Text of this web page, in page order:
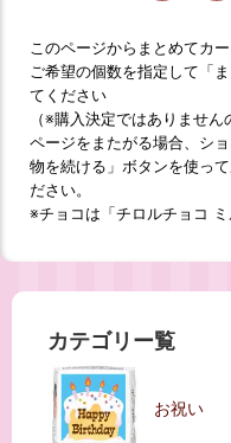
このページからまとめてカ
ご希望の個数を指定して「
てください
（※購入決定ではありませ
ページをまたがる場合、シ
物を続ける」ボタンを使っ
ださい。
※チョコは「チロルチョコ
カテゴリー覧
お祝い